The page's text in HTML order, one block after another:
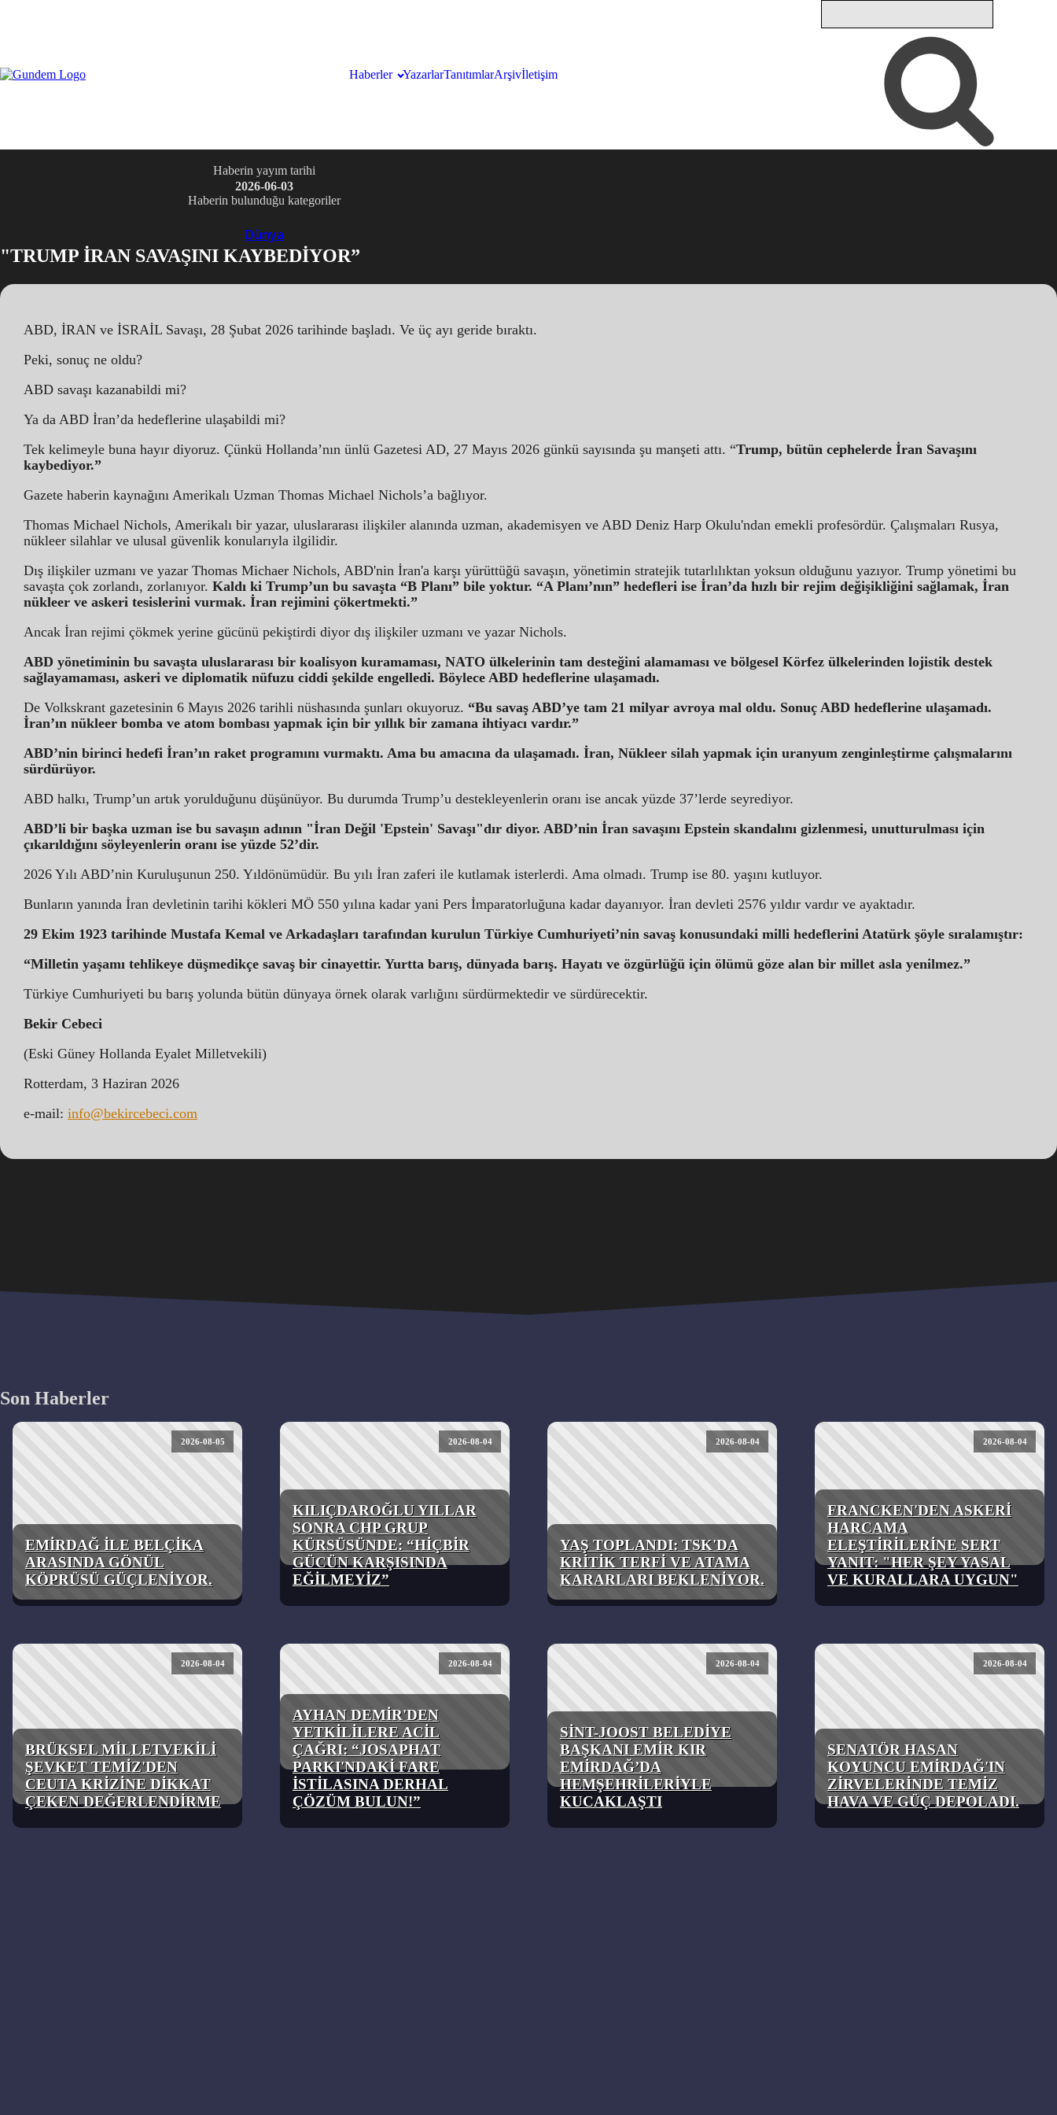
Haberler YazarlarTanıtımlarArşivİletişim
Haberin yayım tarihi
2026-06-03
Haberin bulunduğu kategoriler
Dünya
"TRUMP İRAN SAVAŞINI KAYBEDİYOR”
ABD, İRAN ve İSRAİL Savaşı, 28 Şubat 2026 tarihinde başladı. Ve üç ayı geride bıraktı.
Peki, sonuç ne oldu?
ABD savaşı kazanabildi mi?
Ya da ABD İran’da hedeflerine ulaşabildi mi?
Tek kelimeyle buna hayır diyoruz. Çünkü Hollanda’nın ünlü Gazetesi AD, 27 Mayıs 2026 günkü sayısında şu manşeti attı. “Trump, bütün cephelerde İran Savaşını
kaybediyor.”
Gazete haberin kaynağını Amerikalı Uzman Thomas Michael Nichols’a bağlıyor.
Thomas Michael Nichols, Amerikalı bir yazar, uluslararası ilişkiler alanında uzman, akademisyen ve ABD Deniz Harp Okulu'ndan emekli profesördür. Çalışmaları Rusya,
nükleer silahlar ve ulusal güvenlik konularıyla ilgilidir.
Dış ilişkiler uzmanı ve yazar Thomas Michaer Nichols, ABD'nin İran'a karşı yürüttüğü savaşın, yönetimin stratejik tutarlılıktan yoksun olduğunu yazıyor. Trump yönetimi bu
savaşta çok zorlandı, zorlanıyor. Kaldı ki Trump’un bu savaşta “B Planı” bile yoktur. “A Planı’nın” hedefleri ise İran’da hızlı bir rejim değişikliğini sağlamak, İran
nükleer ve askeri tesislerini vurmak. İran rejimini çökertmekti.”
Ancak İran rejimi çökmek yerine gücünü pekiştirdi diyor dış ilişkiler uzmanı ve yazar Nichols.
ABD yönetiminin bu savaşta uluslararası bir koalisyon kuramaması, NATO ülkelerinin tam desteğini alamaması ve bölgesel Körfez ülkelerinden lojistik destek
sağlayamaması, askeri ve diplomatik nüfuzu ciddi şekilde engelledi. Böylece ABD hedeflerine ulaşamadı.
De Volkskrant gazetesinin 6 Mayıs 2026 tarihli nüshasında şunları okuyoruz. “Bu savaş ABD’ye tam 21 milyar avroya mal oldu. Sonuç ABD hedeflerine ulaşamadı.
İran’ın nükleer bomba ve atom bombası yapmak için bir yıllık bir zamana ihtiyacı vardır.”
ABD’nin birinci hedefi İran’ın raket programını vurmaktı. Ama bu amacına da ulaşamadı. İran, Nükleer silah yapmak için uranyum zenginleştirme çalışmalarını
sürdürüyor.
ABD halkı, Trump’un artık yorulduğunu düşünüyor. Bu durumda Trump’u destekleyenlerin oranı ise ancak yüzde 37’lerde seyrediyor.
ABD’li bir başka uzman ise bu savaşın adının "İran Değil 'Epstein' Savaşı"dır diyor. ABD’nin İran savaşını Epstein skandalını gizlenmesi, unutturulması için
çıkarıldığını söyleyenlerin oranı ise yüzde 52’dir.
2026 Yılı ABD’nin Kuruluşunun 250. Yıldönümüdür. Bu yılı İran zaferi ile kutlamak isterlerdi. Ama olmadı. Trump ise 80. yaşını kutluyor.
Bunların yanında İran devletinin tarihi kökleri MÖ 550 yılına kadar yani Pers İmparatorluğuna kadar dayanıyor. İran devleti 2576 yıldır vardır ve ayaktadır.
29 Ekim 1923 tarihinde Mustafa Kemal ve Arkadaşları tarafından kurulun Türkiye Cumhuriyeti’nin savaş konusundaki milli hedeflerini Atatürk şöyle sıralamıştır:
“Milletin yaşamı tehlikeye düşmedikçe savaş bir cinayettir. Yurtta barış, dünyada barış. Hayatı ve özgürlüğü için ölümü göze alan bir millet asla yenilmez.”
Türkiye Cumhuriyeti bu barış yolunda bütün dünyaya örnek olarak varlığını sürdürmektedir ve sürdürecektir.
Bekir Cebeci
(Eski Güney Hollanda Eyalet Milletvekili)
Rotterdam, 3 Haziran 2026
e-mail: info@bekircebeci.com
Son Haberler
2026-08-05
EMİRDAĞ İLE BELÇİKA
ARASINDA GÖNÜL
KÖPRÜSÜ GÜÇLENİYOR.
2026-08-04
KILIÇDAROĞLU YILLAR
SONRA CHP GRUP
KÜRSÜSÜNDE: “HİÇBİR
GÜCÜN KARŞISINDA
EĞİLMEYİZ”
2026-08-04
YAŞ TOPLANDI: TSK'DA
KRİTİK TERFİ VE ATAMA
KARARLARI BEKLENİYOR.
2026-08-04
FRANCKEN'DEN ASKERİ
HARCAMA
ELEŞTİRİLERİNE SERT
YANIT: "HER ŞEY YASAL
VE KURALLARA UYGUN"
2026-08-04
BRÜKSEL MİLLETVEKİLİ
ŞEVKET TEMİZ'DEN
CEUTA KRİZİNE DİKKAT
ÇEKEN DEĞERLENDİRME
2026-08-04
AYHAN DEMİR'DEN
YETKİLİLERE ACİL
ÇAĞRI: “JOSAPHAT
PARKI'NDAKİ FARE
İSTİLASINA DERHAL
ÇÖZÜM BULUN!”
2026-08-04
SİNT-JOOST BELEDİYE
BAŞKANI EMİR KIR
EMİRDAĞ’DA
HEMŞEHRİLERİYLE
KUCAKLAŞTI
2026-08-04
SENATÖR HASAN
KOYUNCU EMİRDAĞ'IN
ZİRVELERİNDE TEMİZ
HAVA VE GÜÇ DEPOLADI.